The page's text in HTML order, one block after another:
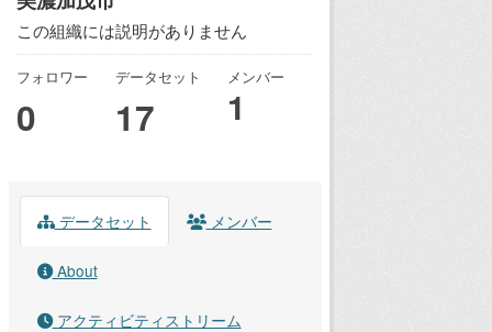
この組織には説明がありません
フォロワー
0
データセット
17
メンバー
1
データセット メンバー
About
アクティビティストリーム